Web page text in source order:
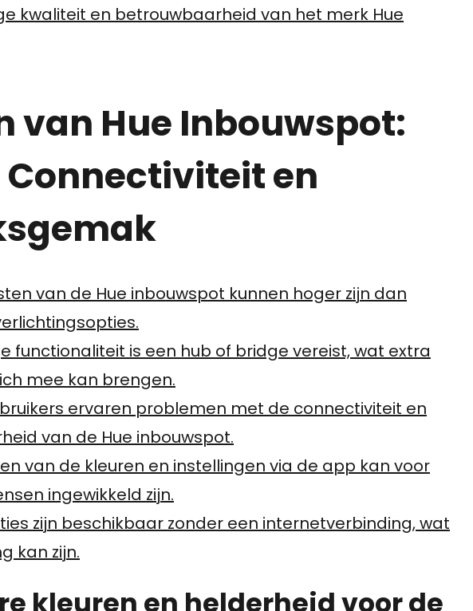
kwaliteit en betrouwbaarheid van het merk Hue
van Hue Inbouwspot:
Connectiviteit en
van de Hue inbouwspot kunnen hoger zijn dan
functionaliteit is een hub of bridge vereist, wat extra
mee kan brengen.
ervaren problemen met de connectiviteit en
van de Hue inbouwspot.
van de kleuren en instellingen via de app kan voor
ingewikkeld zijn.
zijn beschikbaar zonder een internetverbinding, wat
kan zijn.